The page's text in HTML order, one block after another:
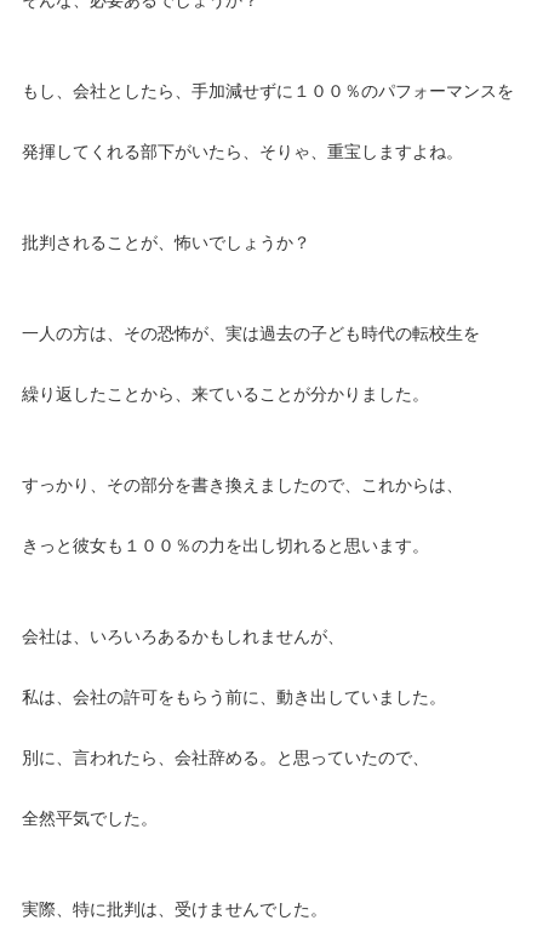
もし、会社としたら、手加減せずに１００％のパフォーマンスを
発揮してくれる部下がいたら、そりゃ、重宝しますよね。
批判されることが、怖いでしょうか？
一人の方は、その恐怖が、実は過去の子ども時代の転校生を
繰り返したことから、来ていることが分かりました。
すっかり、その部分を書き換えましたので、これからは、
きっと彼女も１００％の力を出し切れると思います。
会社は、いろいろあるかもしれませんが、
私は、会社の許可をもらう前に、動き出していました。
別に、言われたら、会社辞める。と思っていたので、
全然平気でした。
実際、特に批判は、受けませんでした。